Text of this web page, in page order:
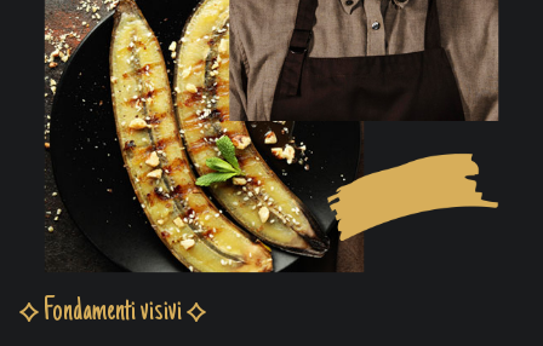
Fondamenti visivi